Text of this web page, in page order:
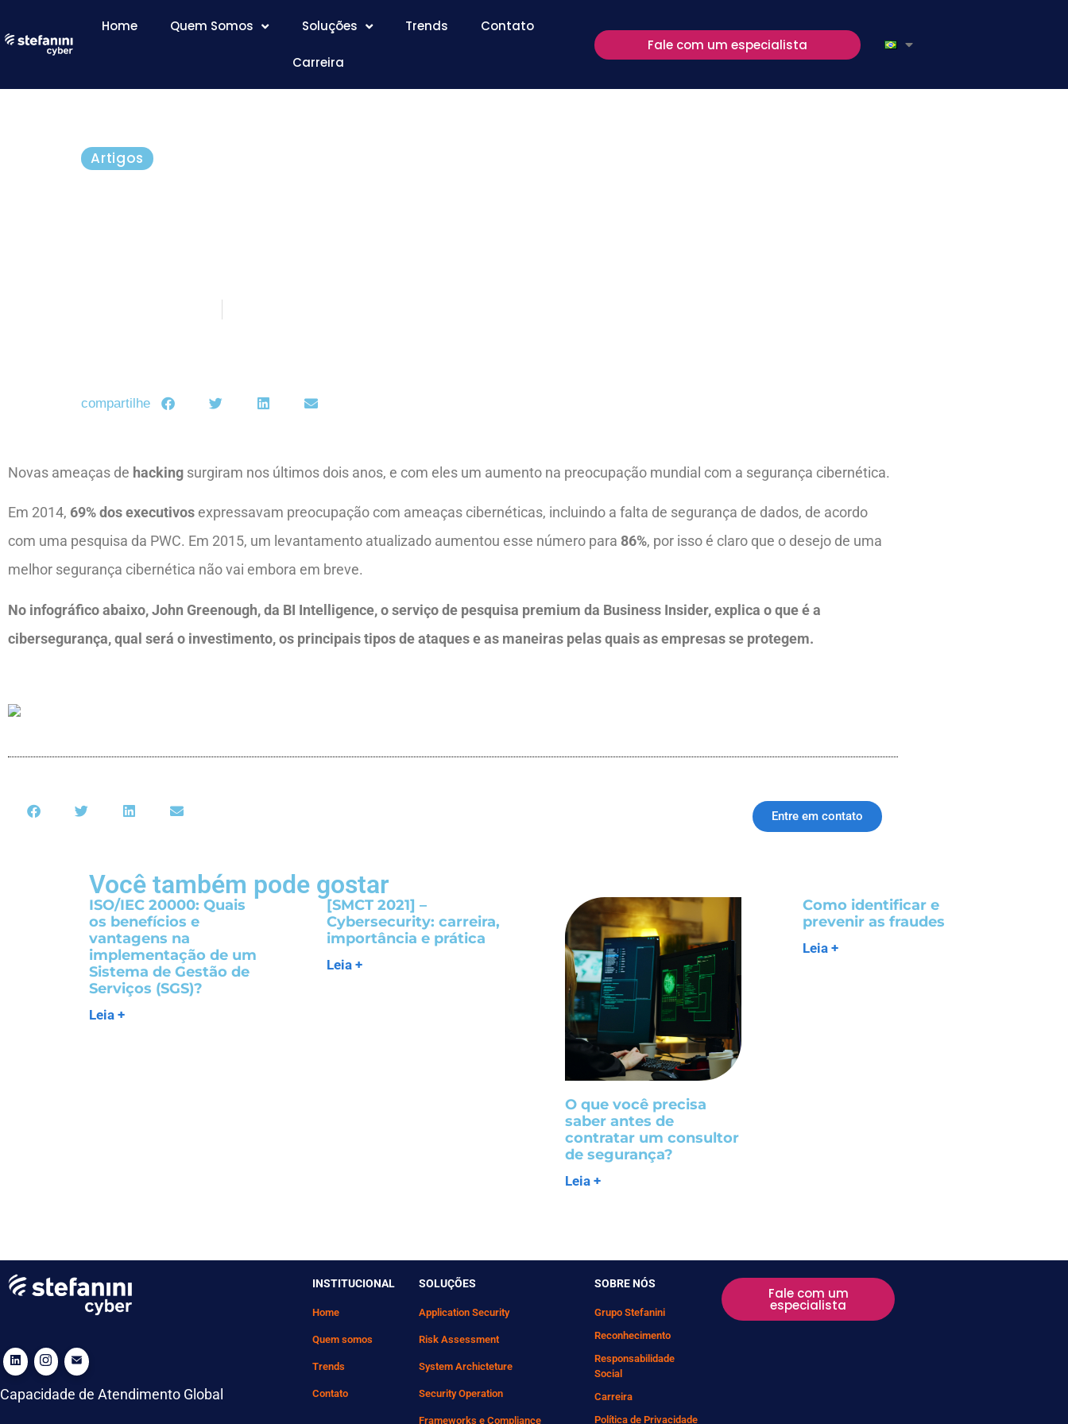
Home Quem Somos Soluções Trends Contato
Carreira
Fale com um especialista
Artigos
compartilhe
Novas ameaças de hacking surgiram nos últimos dois anos, e com eles um aumento na preocupação mundial com a segurança cibernética.
Em 2014, 69% dos executivos expressavam preocupação com ameaças cibernéticas, incluindo a falta de segurança de dados, de acordo
com uma pesquisa da PWC. Em 2015, um levantamento atualizado aumentou esse número para 86%, por isso é claro que o desejo de uma
melhor segurança cibernética não vai embora em breve.
No infográfico abaixo, John Greenough, da BI Intelligence, o serviço de pesquisa premium da Business Insider, explica o que é a
cibersegurança, qual será o investimento, os principais tipos de ataques e as maneiras pelas quais as empresas se protegem.
Entre em contato
Você também pode gostar
ISO/IEC 20000: Quais
os benefícios e
vantagens na
implementação de um
Sistema de Gestão de
Serviços (SGS)?
Leia +
[SMCT 2021] –
Cybersecurity: carreira,
importância e prática
Leia +
O que você precisa
saber antes de
contratar um consultor
de segurança?
Leia +
Como identificar e
prevenir as fraudes
Leia +
Capacidade de Atendimento Global
INSTITUCIONAL
Home
Quem somos
Trends
Contato
SOLUÇÕES
Application Security
Risk Assessment
System Archicteture
Security Operation
Frameworks e Compliance
SOBRE NÓS
Grupo Stefanini
Reconhecimento
Responsabilidade
Social
Carreira
Política de Privacidade
Fale com um
especialista